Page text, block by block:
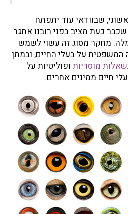
שבוודאי עוד יתפתח
כעת מציב בפני רובנו אתגר
מחקר מסוג זה עשוי לשמש
על בעלי החיים, ובמתן
שאלות מוסריות ופוליטיות על
חיים ממינים אחרים.